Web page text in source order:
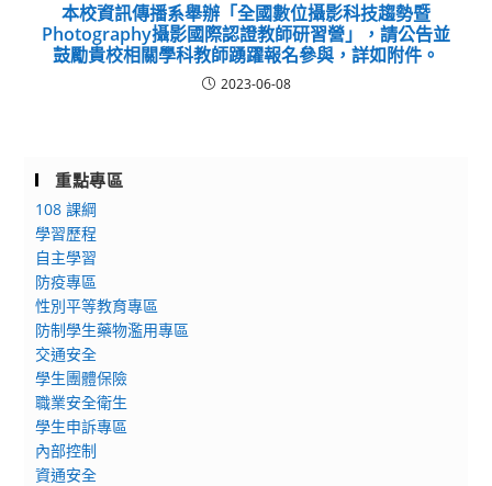
本校資訊傳播系舉辦「全國數位攝影科技趨勢暨
Photography攝影國際認證教師研習營」，請公告並
鼓勵貴校相關學科教師踴躍報名參與，詳如附件。
2023-06-08
重點專區
108 課綱
學習歷程
自主學習
防疫專區
性別平等教育專區
防制學生藥物濫用專區
交通安全
學生團體保險
職業安全衛生
學生申訴專區
內部控制
資通安全